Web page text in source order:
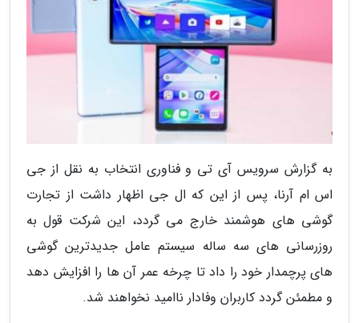
به گزارش سرویس آی تی و فناوری انتخاب به نقل از جی
اس ام آرنا، پس از این که ال جی اظهار داشت از تجارت
گوشی های هوشمند خارج می گردد، این شرکت قول به
روزرسانی های سه ساله سیستم عامل جدیدترین گوشی
های پرچمدار خود را داد تا چرخه عمر آن ها را افزایش دهد
و مطمئن گردد کاربران وفادار ناامید نخواهند شد.